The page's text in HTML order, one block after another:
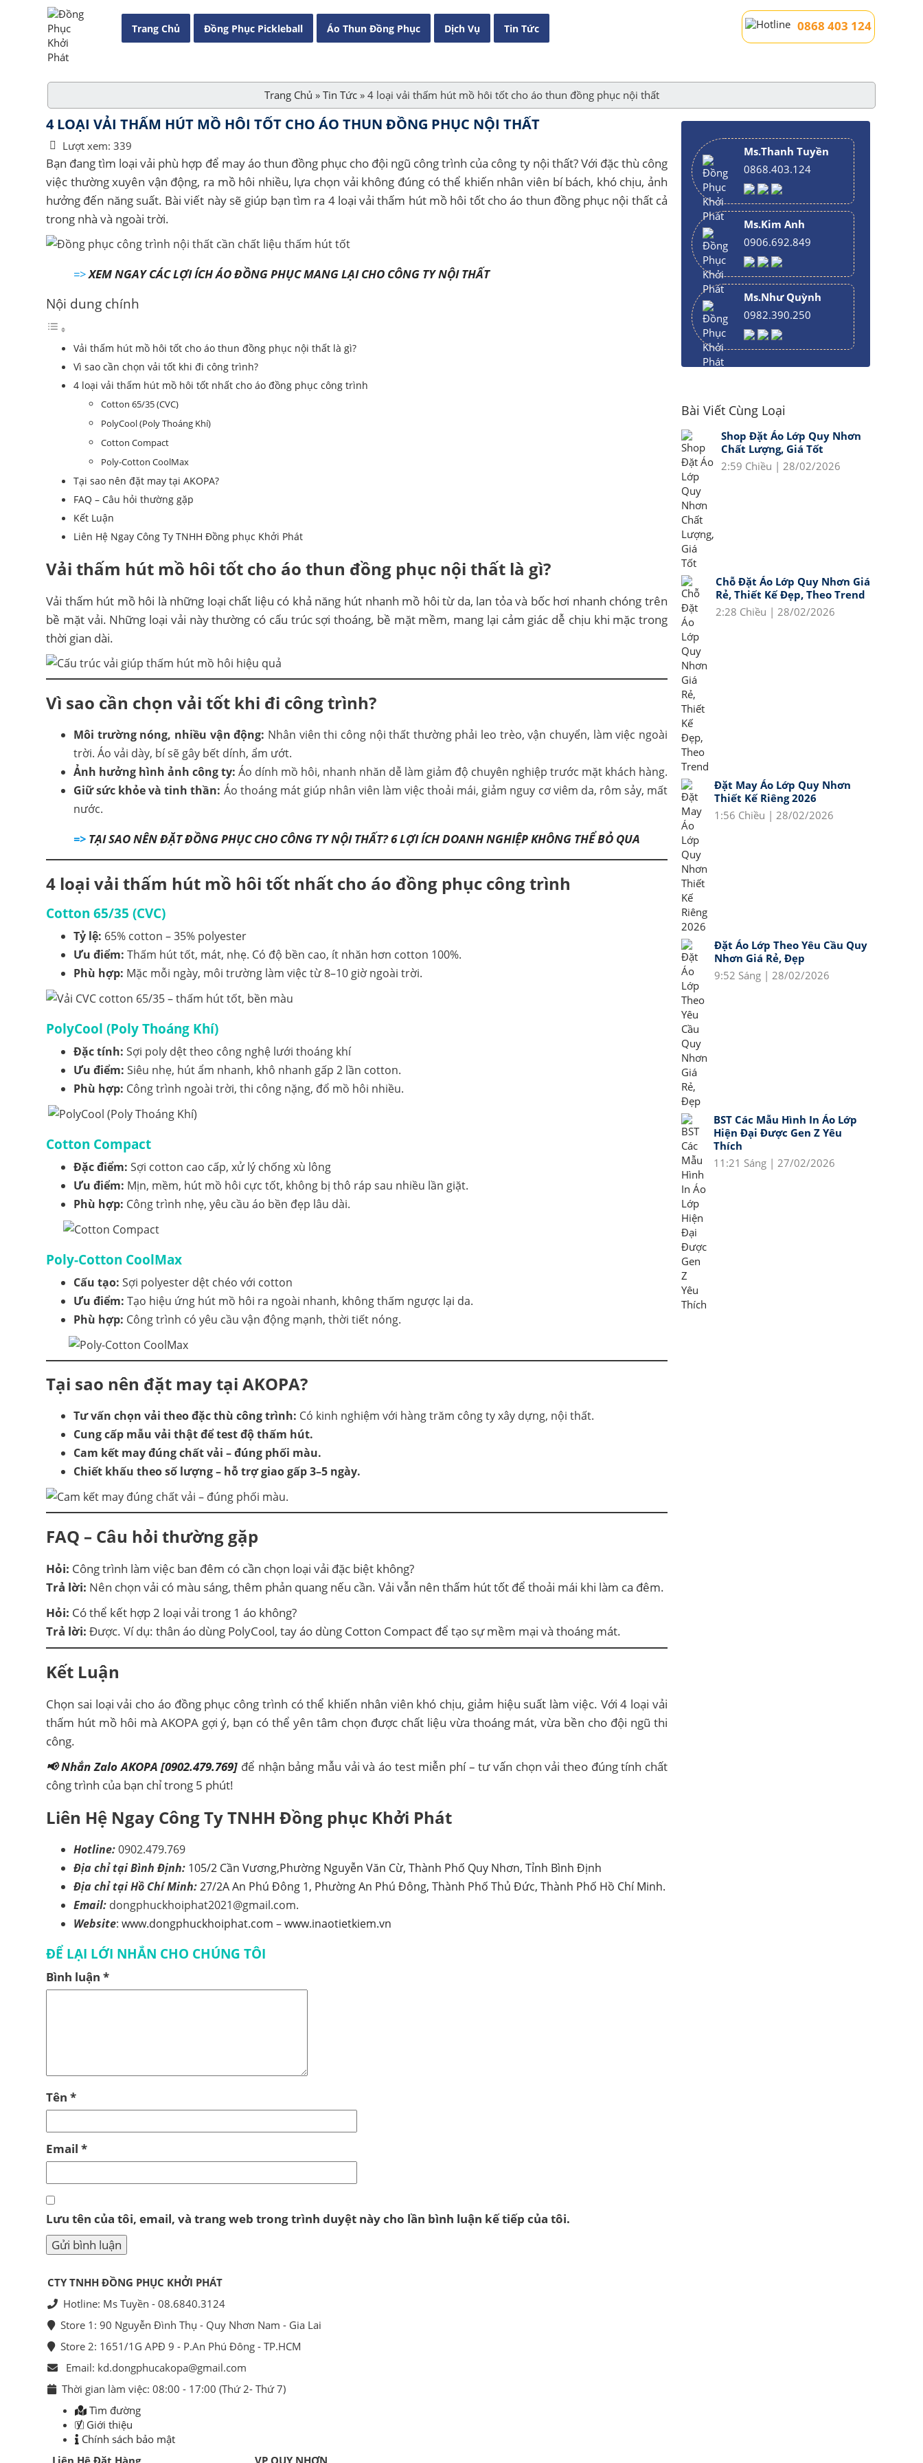
Trang Chủ Đồng Phục Pickleball Áo Thun Đồng Phục Dịch Vụ Tin Tức 0868 403 124
Trang Chủ » Tin Tức» 4 loại vải thấm hút mồ hôi tốt cho áo thun đồng phục nội thất
4 LOẠI VẢI THẤM HÚT MỒ HÔI TỐT CHO ÁO THUN ĐỒNG PHỤC NỘI THẤT
Lượt xem: 339
Bạn đang tìm loại vải phù hợp để may áo thun đồng phục cho đội ngũ công trình của công ty nội thất? Với đặc thù công
việc thường xuyên vận động, ra mồ hôi nhiều, lựa chọn vải không đúng có thể khiến nhân viên bí bách, khó chịu, ảnh
hưởng đến năng suất. Bài viết này sẽ giúp bạn tìm ra 4 loại vải thấm hút mồ hôi tốt cho áo thun đồng phục nội thất cả
trong nhà và ngoài trời.
=>XEM NGAY CÁC LỢI ÍCH ÁO ĐỒNG PHỤC MANG LẠI CHO CÔNG TY NỘI THẤT
Nội dung chính
Vải thấm hút mồ hôi tốt cho áo thun đồng phục nội thất là gì?
Vì sao cần chọn vải tốt khi đi công trình?
4 loại vải thấm hút mồ hôi tốt nhất cho áo đồng phục công trình
Cotton 65/35 (CVC)
PolyCool (Poly Thoáng Khí)
Cotton Compact
Poly-Cotton CoolMax
Tại sao nên đặt may tại AKOPA?
FAQ – Câu hỏi thường gặp
Kết Luận
Liên Hệ Ngay Công Ty TNHH Đồng phục Khởi Phát
Vải thấm hút mồ hôi tốt cho áo thun đồng phục nội thất là gì?
Vải thấm hút mồ hôi là những loại chất liệu có khả năng hút nhanh mồ hôi từ da, lan tỏa và bốc hơi nhanh chóng trên
bề mặt vải. Những loại vải này thường có cấu trúc sợi thoáng, bề mặt mềm, mang lại cảm giác dễ chịu khi mặc trong
thời gian dài.
Vì sao cần chọn vải tốt khi đi công trình?
Môi trường nóng, nhiều vận động: Nhân viên thi công nội thất thường phải leo trèo, vận chuyển, làm việc ngoài
trời. Áo vải dày, bí sẽ gây bết dính, ẩm ướt.
Ảnh hưởng hình ảnh công ty: Áo dính mồ hôi, nhanh nhăn dễ làm giảm độ chuyên nghiệp trước mặt khách hàng.
Giữ sức khỏe và tinh thần: Áo thoáng mát giúp nhân viên làm việc thoải mái, giảm nguy cơ viêm da, rôm sảy, mất
nước.
=> TẠI SAO NÊN ĐẶT ĐỒNG PHỤC CHO CÔNG TY NỘI THẤT? 6 LỢI ÍCH DOANH NGHIỆP KHÔNG THỂ BỎ QUA
4 loại vải thấm hút mồ hôi tốt nhất cho áo đồng phục công trình
Cotton 65/35 (CVC)
Tỷ lệ: 65% cotton – 35% polyester
Ưu điểm: Thấm hút tốt, mát, nhẹ. Có độ bền cao, ít nhăn hơn cotton 100%.
Phù hợp: Mặc mỗi ngày, môi trường làm việc từ 8–10 giờ ngoài trời.
PolyCool (Poly Thoáng Khí)
Đặc tính: Sợi poly dệt theo công nghệ lưới thoáng khí
Ưu điểm: Siêu nhẹ, hút ẩm nhanh, khô nhanh gấp 2 lần cotton.
Phù hợp: Công trình ngoài trời, thi công nặng, đổ mồ hôi nhiều.
Cotton Compact
Đặc điểm: Sợi cotton cao cấp, xử lý chống xù lông
Ưu điểm: Mịn, mềm, hút mồ hôi cực tốt, không bị thô ráp sau nhiều lần giặt.
Phù hợp: Công trình nhẹ, yêu cầu áo bền đẹp lâu dài.
Poly-Cotton CoolMax
Cấu tạo: Sợi polyester dệt chéo với cotton
Ưu điểm: Tạo hiệu ứng hút mồ hôi ra ngoài nhanh, không thấm ngược lại da.
Phù hợp: Công trình có yêu cầu vận động mạnh, thời tiết nóng.
Tại sao nên đặt may tại AKOPA?
Tư vấn chọn vải theo đặc thù công trình: Có kinh nghiệm với hàng trăm công ty xây dựng, nội thất.
Cung cấp mẫu vải thật để test độ thấm hút.
Cam kết may đúng chất vải – đúng phối màu.
Chiết khấu theo số lượng – hỗ trợ giao gấp 3–5 ngày.
FAQ – Câu hỏi thường gặp
Hỏi: Công trình làm việc ban đêm có cần chọn loại vải đặc biệt không?
Trả lời: Nên chọn vải có màu sáng, thêm phản quang nếu cần. Vải vẫn nên thấm hút tốt để thoải mái khi làm ca đêm.
Hỏi: Có thể kết hợp 2 loại vải trong 1 áo không?
Trả lời: Được. Ví dụ: thân áo dùng PolyCool, tay áo dùng Cotton Compact để tạo sự mềm mại và thoáng mát.
Kết Luận
Chọn sai loại vải cho áo đồng phục công trình có thể khiến nhân viên khó chịu, giảm hiệu suất làm việc. Với 4 loại vải
thấm hút mồ hôi mà AKOPA gợi ý, bạn có thể yên tâm chọn được chất liệu vừa thoáng mát, vừa bền cho đội ngũ thi
công.
📢 Nhắn Zalo AKOPA [0902.479.769] để nhận bảng mẫu vải và áo test miễn phí – tư vấn chọn vải theo đúng tính chất
công trình của bạn chỉ trong 5 phút!
Liên Hệ Ngay Công Ty TNHH Đồng phục Khởi Phát
Hotline:0902.479.769
Địa chỉ tại Bình Định: 105/2 Cần Vương,Phường Nguyễn Văn Cừ, Thành Phố Quy Nhơn, Tỉnh Bình Định
Địa chỉ tại Hồ Chí Minh:27/2A An Phú Đông 1, Phường An Phú Đông, Thành Phố Thủ Đức, Thành Phố Hồ Chí Minh.
Email: dongphuckhoiphat2021@gmail.com.
Website: www.dongphuckhoiphat.com –www.inaotietkiem.vn
ĐỂ LẠI LỚI NHẮN CHO CHÚNG TÔI
Bình luận *
Tên *
Email *
Lưu tên của tôi, email, và trang web trong trình duyệt này cho lần bình luận kế tiếp của tôi.
Ms.Thanh Tuyền
0868.403.124
Ms.Kim Anh
0906.692.849
Ms.Như Quỳnh
0982.390.250
Bài Viết Cùng Loại
Shop Đặt Áo Lớp Quy Nhơn
Chất Lượng, Giá Tốt
2:59 Chiều | 28/02/2026
Chỗ Đặt Áo Lớp Quy Nhơn Giá
Rẻ, Thiết Kế Đẹp, Theo Trend
2:28 Chiều | 28/02/2026
Đặt May Áo Lớp Quy Nhơn
Thiết Kế Riêng 2026
1:56 Chiều | 28/02/2026
Đặt Áo Lớp Theo Yêu Cầu Quy
Nhơn Giá Rẻ, Đẹp
9:52 Sáng | 28/02/2026
BST Các Mẫu Hình In Áo Lớp
Hiện Đại Được Gen Z Yêu
Thích
11:21 Sáng | 27/02/2026
CTY TNHH ĐỒNG PHỤC KHỞI PHÁT
Hotline: Ms Tuyền - 08.6840.3124
Store 1: 90 Nguyễn Đình Thụ - Quy Nhơn Nam - Gia Lai
Store 2: 1651/1G APĐ 9 - P.An Phú Đông - TP.HCM
Email: kd.dongphucakopa@gmail.com
Thời gian làm việc: 08:00 - 17:00 (Thứ 2- Thứ 7)
Tìm đường
Giới thiệu
Chính sách bảo mật
Liên Hệ Đặt Hàng
VP QUY NHƠN